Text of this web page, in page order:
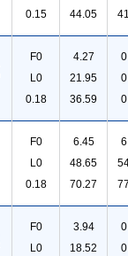
0.15
44.05
F0
L0
0.18
4.27
21.95
36.59
F0
L0
0.18
6.45
48.65
70.27
F0
L0
3.94
18.52